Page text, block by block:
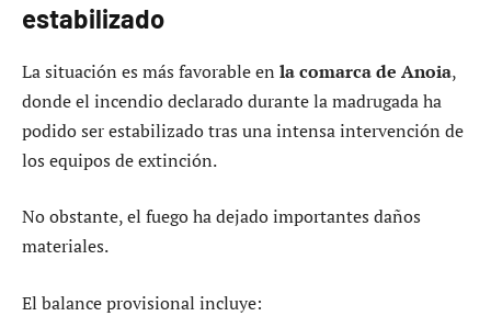
estabilizado
La situación es más favorable en la comarca de Anoia,
donde el incendio declarado durante la madrugada ha
podido ser estabilizado tras una intensa intervención de
los equipos de extinción.
No obstante, el fuego ha dejado importantes daños
materiales.
El balance provisional incluye: